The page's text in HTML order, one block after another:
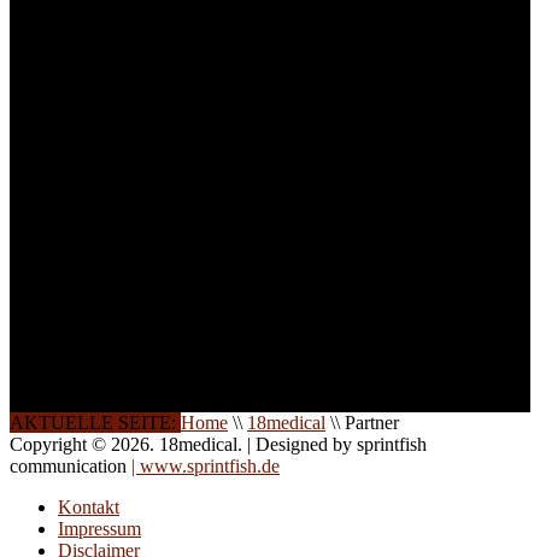
AKTUELLE SEITE: Home \\ 18medical \\ Partner
Copyright © 2026. 18medical. | Designed by sprintfish
communication | www.sprintfish.de
Kontakt
Impressum
Disclaimer